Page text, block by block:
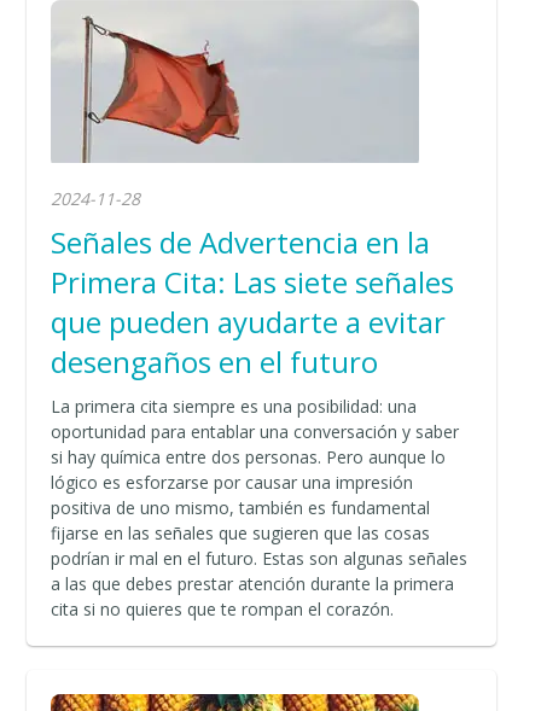
2024-11-28
Señales de Advertencia en la
Primera Cita: Las siete señales
que pueden ayudarte a evitar
desengaños en el futuro
La primera cita siempre es una posibilidad: una
oportunidad para entablar una conversación y saber
si hay química entre dos personas. Pero aunque lo
lógico es esforzarse por causar una impresión
positiva de uno mismo, también es fundamental
fijarse en las señales que sugieren que las cosas
podrían ir mal en el futuro. Estas son algunas señales
a las que debes prestar atención durante la primera
cita si no quieres que te rompan el corazón.